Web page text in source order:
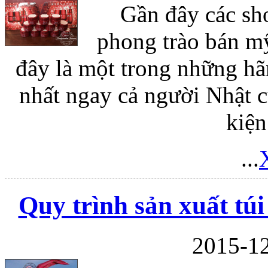
Túi xách da
Ốp lưng Sony
Bao da samsung
Gần đây các
phong trào bán
đây là một trong những
nhất ngay cả người Nhật
...
Quy trình sản xuất
2015-